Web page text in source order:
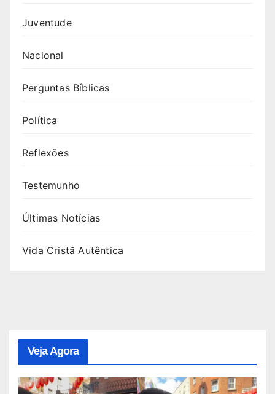
Juventude
Nacional
Perguntas Bíblicas
Política
Reflexões
Testemunho
Últimas Notícias
Vida Cristã Autêntica
Veja Agora